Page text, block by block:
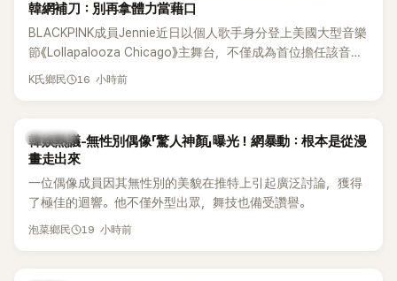
韓網補刀：別再拿體力當藉口
BLACKPINK成員Jennie近日以個人歌手身分登上美國大型音樂
節《Lollapalooza Chicago》主舞台，不僅成為首位擔任該音樂
節Headliner（壓軸主秀）的K-POP女SOLO歌手，寫下全新紀
形容整場演出「就像一場豪華KTV」。
K氏鄉民 16 小時前
熱議討論
韓娛熱議-無性別偶像「驚人神顏」曝光！網暴動：根本是從漫
畫走出來
一位偶像成員因其無性別的美貌在推特上引起廣泛討論，獲得
了極佳的迴響。他不僅外型出眾，舞技也備受讚譽。
泡菜鄉民 19 小時前